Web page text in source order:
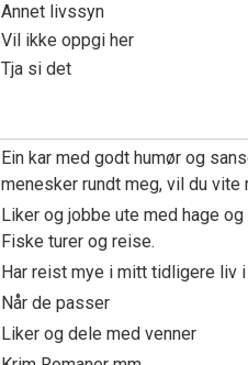
Annet livssyn
Vil ikke oppgi her
Tja si det
Ein kar med godt humør og
menesker rundt meg, vil du vite
Liker og jobbe ute med hage og
Fiske turer og reise.
Har reist mye i mitt tidligere liv
Når de passer
Liker og dele med venner